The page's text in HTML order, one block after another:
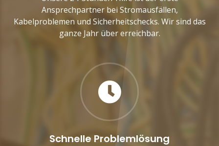
Ansprechpartner bei Stromausfällen,
Kabelproblemen und Sicherheitschecks. Wir sind das
ganze Jahr über erreichbar.
Schnelle Problemlösung